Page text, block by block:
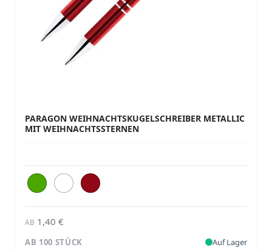
PARAGON WEIHNACHTSKUGELSCHREIBER METALLIC
MIT WEIHNACHTSSTERNEN
AB 1,40 €
AB 100 STÜCK Auf Lager